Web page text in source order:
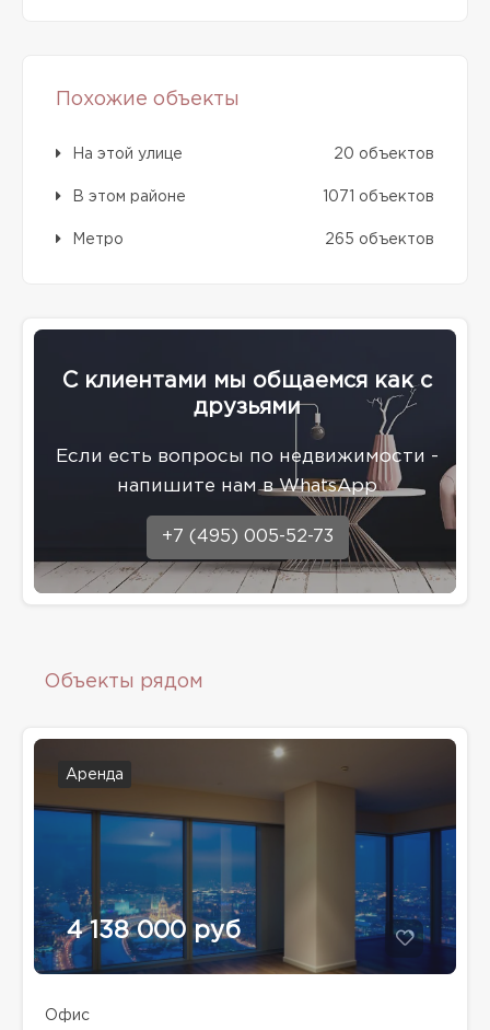
Похожие объекты
На этой улице 20 объектов
В этом районе 1071 объектов
Метро 265 объектов
С клиентами мы общаемся как с
друзьями
Eсли есть вопросы по недвижимости -
напишите нам в WhatsApp
+7 (495) 005-52-73
Объекты рядом
Аренда
4 138 000 руб
Офис